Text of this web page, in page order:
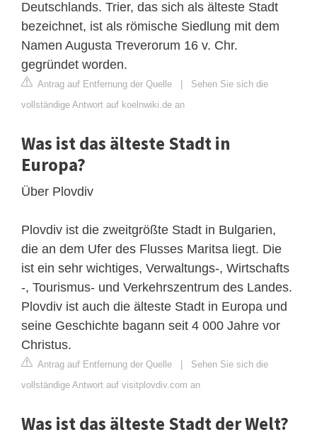
Deutschlands. Trier, das sich als älteste Stadt
bezeichnet, ist als römische Siedlung mit dem
Namen Augusta Treverorum 16 v. Chr.
gegründet worden.
Antrag auf Entfernung der Quelle | Sehen Sie sich die
vollständige Antwort auf koelnwiki.de an
Was ist das älteste Stadt in
Europa?
Über Plovdiv
Plovdiv ist die zweitgrößte Stadt in Bulgarien,
die an dem Ufer des Flusses Maritsa liegt. Die
ist ein sehr wichtiges, Verwaltungs-, Wirtschafts
-, Tourismus- und Verkehrszentrum des Landes.
Plovdiv ist auch die älteste Stadt in Europa und
seine Geschichte bagann seit 4 000 Jahre vor
Christus.
Antrag auf Entfernung der Quelle | Sehen Sie sich die
vollständige Antwort auf visitplovdiv.com an
Was ist das älteste Stadt der Welt?